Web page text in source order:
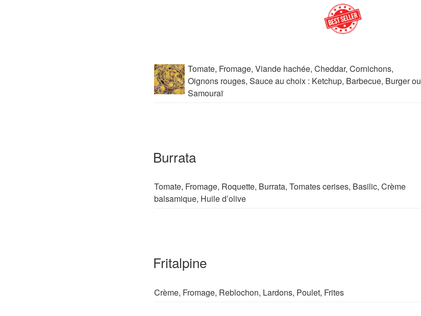
Tomate, Fromage, Viande hachée, Cheddar, Cornichons,
Oignons rouges, Sauce au choix : Ketchup, Barbecue, Burger ou
Samouraï
Burrata
Tomate, Fromage, Roquette, Burrata, Tomates cerises, Basilic, Crème
balsamique, Huile d’olive
Fritalpine
Crème, Fromage, Reblochon, Lardons, Poulet, Frites